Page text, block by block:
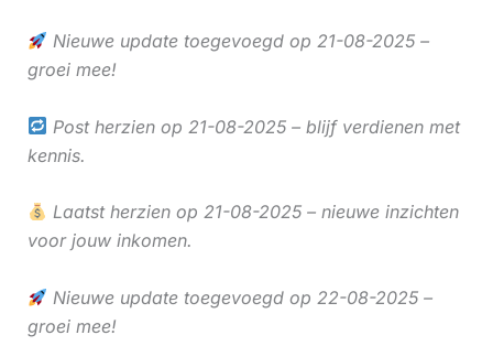
Nieuwe update toegevoegd op 21-08-2025 –
groei mee!
Post herzien op 21-08-2025 – blijf verdienen met
kennis.
Laatst herzien op 21-08-2025 – nieuwe inzichten
voor jouw inkomen.
Nieuwe update toegevoegd op 22-08-2025 –
groei mee!